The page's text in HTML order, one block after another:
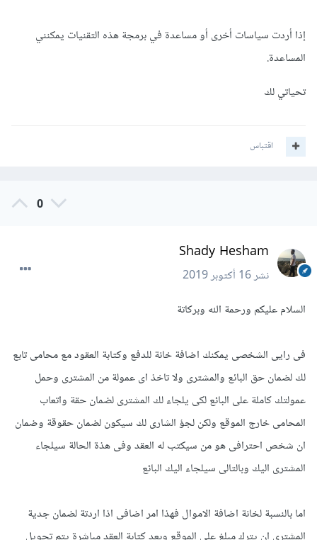
إذا أردت سياسات أخرى أو مساعدة في برمجة هذه التقنيات يمكنني
المساعدة.
تحياتي لك
اقتباس
0
Shady Hesham
نشر16 أكتوبر 2019
السلام عليكم ورحمة الله وبركاتة
فى رايى الشخصى يمكنك اضافة خانة للدفع وكتابة العقود مع محامى تابع
لك لضمان حق البائع والمشترى ولا تاخذ اى عمولة من المشترى وحمل
عمولتك كاملة على البائع لكى يلجاء لك المشترى لضمان حقة واتعاب
المحامى خارج الموقع ولكن لجؤ الشارى لك سيكون لضمان حقوقة وضمان
ان شخص احترافى هو من سيكتب له العقد وفى هذة الحالة سيلجاء
المشترى اليك وبالتالى سيلجاء اليك البائع
اما بالنسبة لخانة اضافة الاموال فهذا امر اضافى اذا اردتة لضمان جدية